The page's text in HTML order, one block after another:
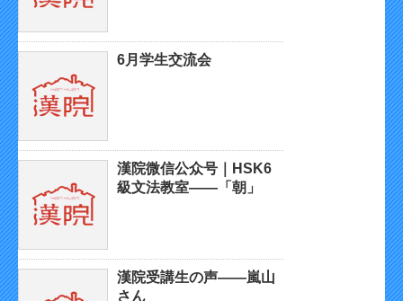
6月学生交流会
漢院微信公众号｜HSK6
級文法教室——「朝」
漢院受講生の声——嵐山
さん